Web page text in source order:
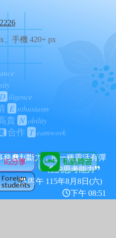
2226
、手機 420+ px
D iligence
E nthusiasm
貴 N obility
合作 T eamwork
務處判斷力，是一種靈活有彈
性的思考能力
丙午 115年8月8日(六)
下午 08:51